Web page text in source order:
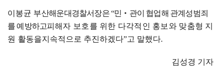
이봉균 부산해운대경찰서장은“민 ‧ 관이 협업해 관계성범죄
를 예방하고피해자 보호를 위한 다각적인 홍보와 맞춤형 지
원 활동을지속적으로 추진하겠다”고 말했다.
김성경 기자